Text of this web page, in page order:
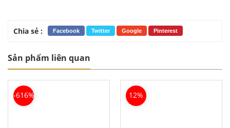
Chia sẻ : Facebook Twitter Google Pinterest
Sản phẩm liên quan
-616% 12%